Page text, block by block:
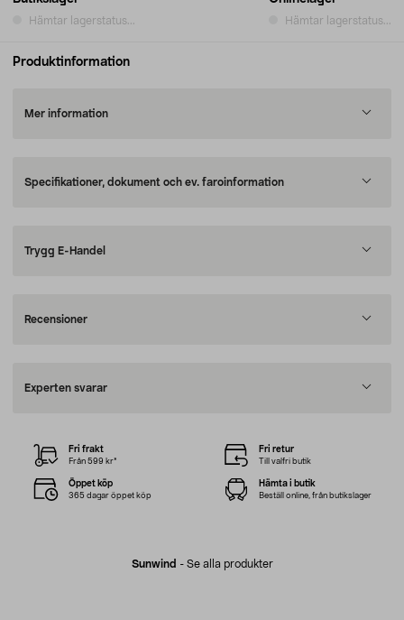
Hämtar lagerstatus... Hämtar lagerstatus...
Produktinformation
Mer information
Specifikationer, dokument och ev. faroinformation
Trygg E-Handel
Recensioner
Experten svarar
Sunwind - Se alla produkter
Fri frakt
Från 599 kr*
Fri retur
Till valfri butik
Öppet köp
365 dagar öppet köp
Hämta i butik
Beställ online, från butikslager